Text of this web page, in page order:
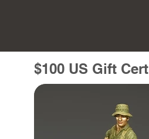
$100 US Gift